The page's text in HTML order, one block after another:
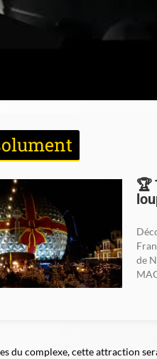
🏆
de
du complexe, cette attraction